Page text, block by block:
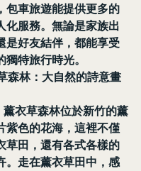
包車旅遊能提供更多的
化服務。無論是家族出
是好友結伴，都能享受
特旅行時光。
森林：大自然的詩意畫
衣草森林位於新竹的薰
紫色的花海，這裡不僅
草田，還有各式各樣的
。走在薰衣草田中，感